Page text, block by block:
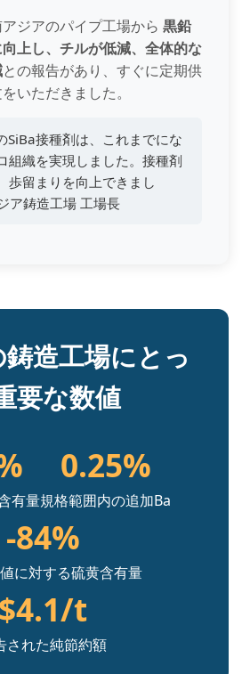
ジアのパイプ工場から 黒鉛
上し、チルが低減、全体的な
との報告があり、すぐに定期供
いただきました。
SiBa接種剤は、これまでにな
組織を実現しました。接種剤
歩留まりを向上できまし
ア鋳造工場 工場長
造工場にとっ
要な数値
有量
0.25%
規格範囲内の追加Ba
-84%
に対する硫黄含有量
$4.1/t
された純節約額